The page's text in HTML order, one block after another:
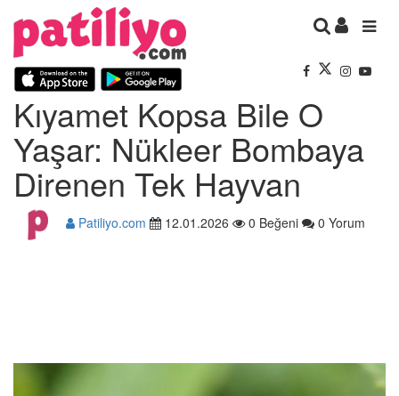
Kıyamet Kopsa Bile O
Yaşar: Nükleer Bombaya
Direnen Tek Hayvan
Patiliyo.com 12.01.2026 0 Beğeni 0 Yorum